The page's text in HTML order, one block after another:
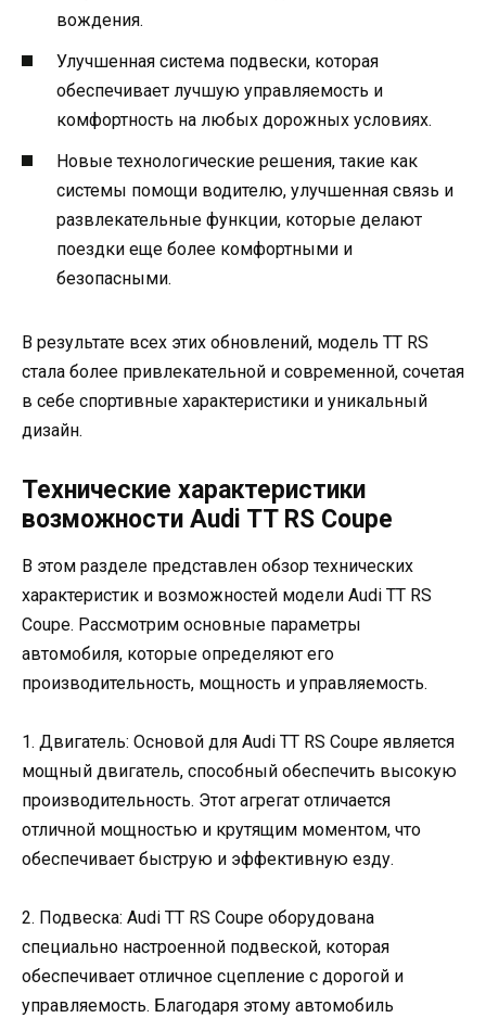
вождения.
Улучшенная система подвески, которая
обеспечивает лучшую управляемость и
комфортность на любых дорожных условиях.
Новые технологические решения, такие как
системы помощи водителю, улучшенная связь и
развлекательные функции, которые делают
поездки еще более комфортными и
безопасными.
В результате всех этих обновлений, модель TT RS
стала более привлекательной и современной, сочетая
в себе спортивные характеристики и уникальный
дизайн.
Технические характеристики
возможности Audi TT RS Coupe
В этом разделе представлен обзор технических
характеристик и возможностей модели Audi TT RS
Coupe. Рассмотрим основные параметры
автомобиля, которые определяют его
производительность, мощность и управляемость.
1. Двигатель: Основой для Audi TT RS Coupe является
мощный двигатель, способный обеспечить высокую
производительность. Этот агрегат отличается
отличной мощностью и крутящим моментом, что
обеспечивает быструю и эффективную езду.
2. Подвеска: Audi TT RS Coupe оборудована
специально настроенной подвеской, которая
обеспечивает отличное сцепление с дорогой и
управляемость. Благодаря этому автомобиль